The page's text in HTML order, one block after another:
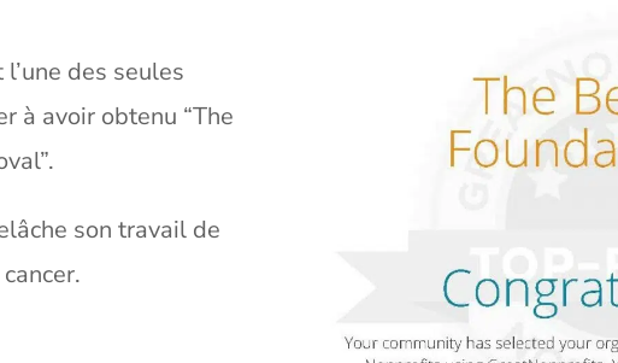
des seules
à avoir obtenu “The
son travail de